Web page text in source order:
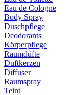
Eau de Cologne
Body Spray
Duschpflege
Deodorants
Körperpflege
Raumdüfte
Duftkerzen
Diffuser
Raumspray
Teint